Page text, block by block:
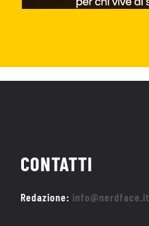
CONTATTI
Redazione: info@nerdface.it